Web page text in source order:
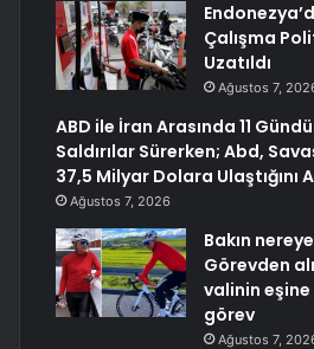
Çalışma
Uzatıldı
Ağustos 7,
ABD ile İran Arasında 11
Saldırılar Sürerken; Abd,
37,5 Milyar Dolara Ulaştığını
Ağustos 7, 2026
Bakın
Görevden
valinin
görev
Ağustos 7,